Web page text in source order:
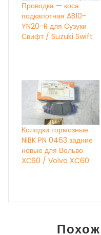
Проводка — коса
подкапотная AB10-
YN20-R для Сузуки
Свифт / Suzuki Swift
Колодки тормозные
NiBK PN 0463 задние
новые для Вольво
ХС60 / Volvo XC60